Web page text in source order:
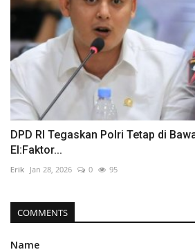
DPD RI Tegaskan Polri Tetap di
El:Faktor...
Erik Jan 28, 2026 0 95
COMMENTS
Name